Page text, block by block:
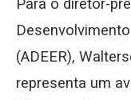
Para o diretor-
(ADEER),
representa um